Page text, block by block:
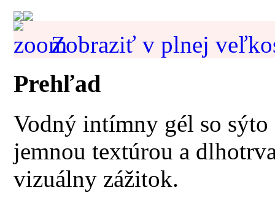
Zobraziť v plnej
Prehľad
Vodný intímny gél so
jemnou textúrou a
vizuálny zážitok.